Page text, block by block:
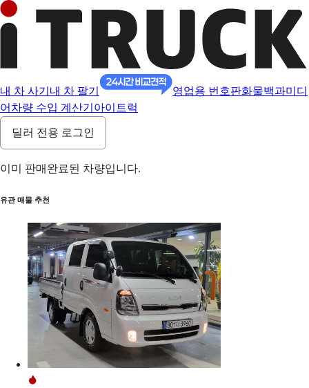
내 차 사기 내 차 팔기 영업용 번호판화물백과미디
어 차량 수입 계산기 아이트럭
딜러 전용 로그인
이미 판매완료된 차량입니다.
유관 매물 추천